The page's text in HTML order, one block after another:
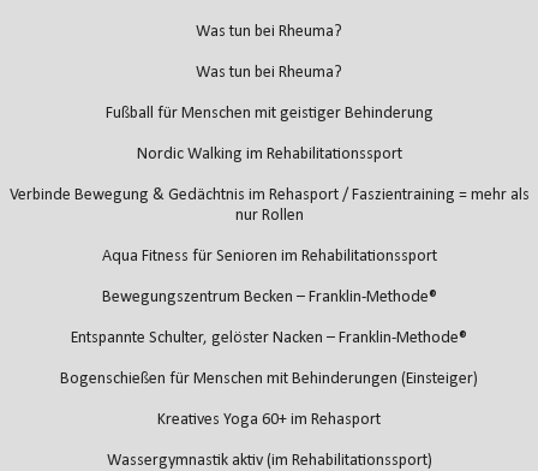
Was tun bei Rheuma?
Was tun bei Rheuma?
Fußball für Menschen mit geistiger Behinderung
Nordic Walking im Rehabilitationssport
Verbinde Bewegung & Gedächtnis im Rehasport / Faszientraining = mehr als
nur Rollen
Aqua Fitness für Senioren im Rehabilitationssport
Bewegungszentrum Becken – Franklin-Methode®
Entspannte Schulter, gelöster Nacken – Franklin-Methode®
Bogenschießen für Menschen mit Behinderungen (Einsteiger)
Kreatives Yoga 60+ im Rehasport
Wassergymnastik aktiv (im Rehabilitationssport)